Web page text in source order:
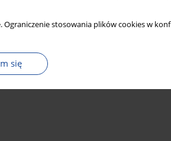
stosowania plików cookies w
się